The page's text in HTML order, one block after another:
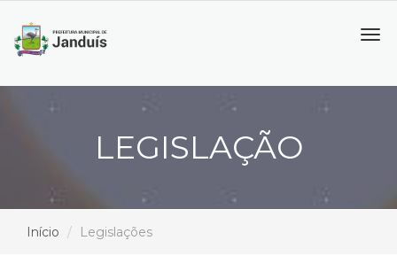
LEGISLAÇÃO
Início Legislações